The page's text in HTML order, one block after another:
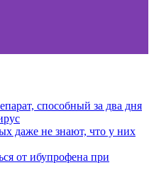
способный за два дня
даже не знают, что у них
от ибупрофена при